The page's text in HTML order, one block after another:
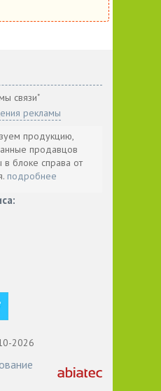
связи"
рекламы
продукцию,
продавцов
блоке справа от
подробнее
2026